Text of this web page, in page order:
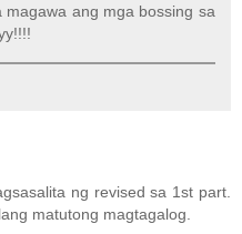
magawa ang mga bossing sa
ng revised sa 1st part.
matutong magtagalog.